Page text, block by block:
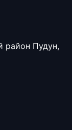
район Пудун,